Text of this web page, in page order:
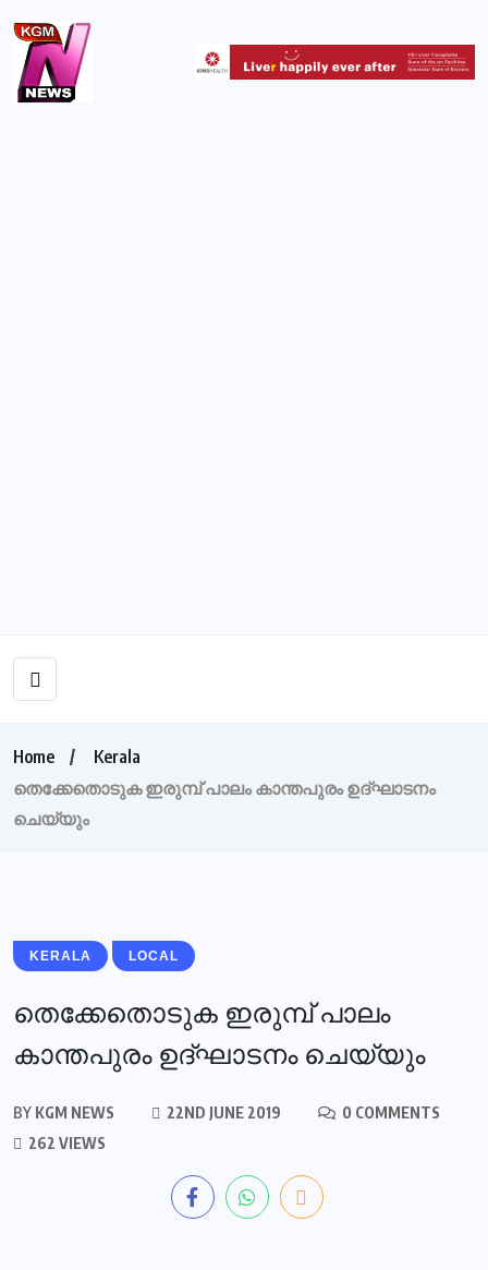
Home
Kerala
തെക്കേതൊടുക ഇരുമ്പ് പാലം കാന്തപുരം ഉദ്ഘാടനം
ചെയ്യും
KERALA LOCAL
തെക്കേതൊടുക ഇരുമ്പ് പാലം
കാന്തപുരം ഉദ്ഘാടനം ചെയ്യും
BY KGM NEWS 22ND JUNE 2019
0 COMMENTS
262 VIEWS